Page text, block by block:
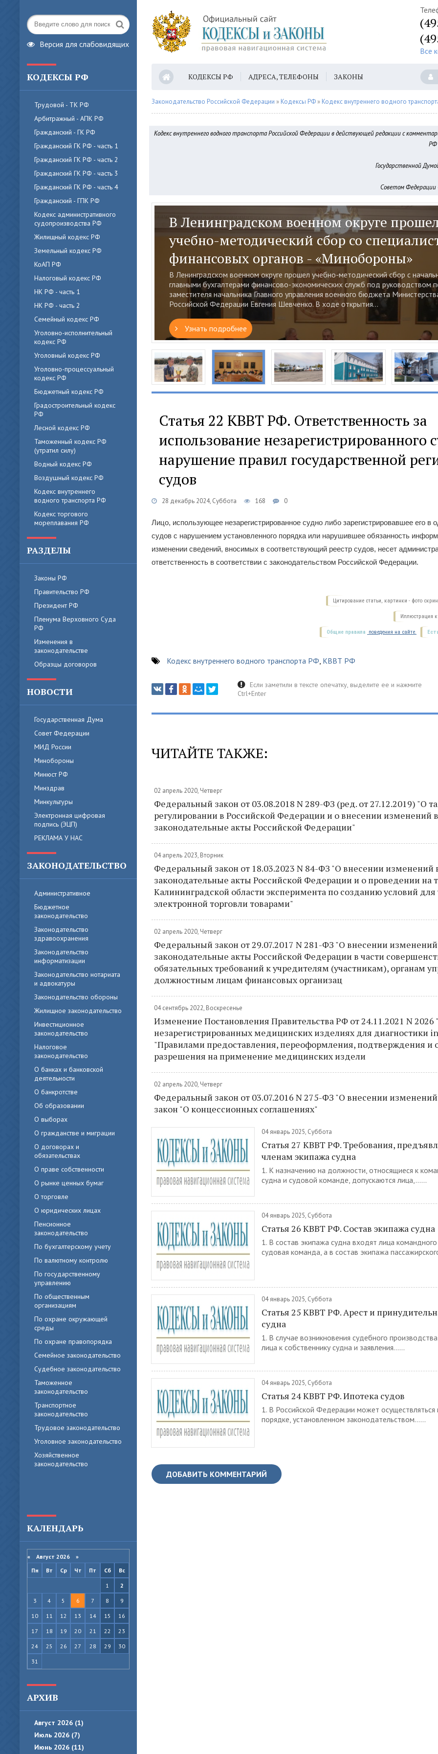
Версия для слабовидящих
Все
КОДЕКСЫ РФ
Трудовой - ТК РФ
Арбитражный - АПК РФ
Гражданский - ГК РФ
Гражданский ГК РФ - часть 1
Гражданский ГК РФ - часть 2
Гражданский ГК РФ - часть 3
Гражданский ГК РФ - часть 4
Гражданский - ГПК РФ
Кодекс административного
судопроизводства РФ
Жилищный кодекс РФ
Земельный кодекс РФ
КоАП РФ
Налоговый кодекс РФ
НК РФ - часть 1
НК РФ - часть 2
Семейный кодекс РФ
Уголовно-исполнительный
кодекс РФ
Уголовный кодекс РФ
Уголовно-процессуальный
кодекс РФ
Бюджетный кодекс РФ
Градостроительный кодекс
РФ
Лесной кодекс РФ
Таможенный кодекс РФ
(утратил силу)
Водный кодекс РФ
Воздушный кодекс РФ
Кодекс внутреннего
водного транспорта РФ
Кодекс торгового
мореплавания РФ
РАЗДЕЛЫ
Законы РФ
Правительство РФ
Президент РФ
Пленума Верховного Суда
РФ
Изменения в
законодательстве
Образцы договоров
НОВОСТИ
Государственная Дума
Совет Федерации
МИД России
Минобороны
Минюст РФ
Минздрав
Минкультуры
Электронная цифровая
подпись (ЭЦП)
РЕКЛАМА У НАС
ЗАКОНОДАТЕЛЬСТВО
Административное
Бюджетное
законодательство
Законодательство
здравоохранения
Законодательство
информатизации
Законодательство нотариата
и адвокатуры
Законодательство обороны
Жилищное законодательство
Инвестиционное
законодательство
Налоговое
законодательство
О банках и банковской
деятельности
О банкротстве
Об образовании
О выборах
О гражданстве и миграции
О договорах и
обязательствах
О праве собственности
О рынке ценных бумаг
О торговле
О юридических лицах
Пенсионное
законодательство
По бухгалтерскому учету
По валютному контролю
По государственному
управлению
По общественным
организациям
По охране окружающей
среды
По охране правопорядка
Семейное законодательство
Судебное законодательство
Таможенное
законодательство
Транспортное
законодательство
Трудовое законодательство
Уголовное законодательство
Хозяйственное
законодательство
КАЛЕНДАРЬ
« Август 2026 »
Пн
Вт Ср Чт Пт Сб Вс
1 2
3 4 5 6 7 8 9
10 11 12 13 14 15 16
17 18 19 20 21 22 23
24 25 26 27 28 29 30
31
АРХИВ
Август 2026 (1)
Июль 2026 (7)
Июнь 2026 (11)
КОДЕКСЫ РФ АДРЕСА, ТЕЛЕФОНЫ ЗАКОНЫ
Законодательство Российской Федерации » Кодексы РФ » Кодекс внутреннего водного
Кодекс внутреннего водного транспорта Российской Федерации в действующей редакции с
РФ
Государственной
Советом Федерации
Морская авиация Балтийского флота
летнему режиму эксплуатации -
В Калининградской области специалисты инженерно-авиационной службы
морской авиации Балтийского флота начали плановый перевод авиационной
летний режим эксплуатации....
Узнать подробнее
Статья 22 КВВТ РФ. Ответственность за
использование незарегистрированного
нарушение правил государственной
судов
28 декабрь 2024, Суббота 168 0
Лицо, использующее незарегистрированное судно либо зарегистрировавшее его в
судов с нарушением установленного порядка или нарушившее обязанность
изменении сведений, вносимых в соответствующий реестр судов, несет
ответственность в соответствии с законодательством Российской Федерации.
Цитирование статьи, картинки - фото
Иллюстрация к
Общие правила поведения на сайте.
Кодекс внутреннего водного транспорта РФ, КВВТ РФ
ЧИТАЙТЕ ТАКЖЕ:
02 апрель 2020, Четверг
Федеральный закон от 03.08.2018 N 289-ФЗ (ред. от 27.12.2019) "О
регулировании в Российской Федерации и о внесении изменений
законодательные акты Российской Федерации"
04 апрель 2023, Вторник
Федеральный закон от 18.03.2023 N 84-ФЗ "О внесении изменений
законодательные акты Российской Федерации и о проведении на
Калининградской области эксперимента по созданию условий
электронной торговли товарами"
02 апрель 2020, Четверг
Федеральный закон от 29.07.2017 N 281-ФЗ "О внесении
законодательные акты Российской Федерации в части
обязательных требований к учредителям (участникам), органам
должностным лицам финансовых организац
04 сентябрь 2022, Воскресенье
Изменение Постановления Правительства РФ от 24.11.2021 N 2026
незарегистрированных медицинских изделиях для диагностики
"Правилами предоставления, переоформления, подтверждения и
разрешения на применение медицинских издели
02 апрель 2020, Четверг
Федеральный закон от 03.07.2016 N 275-ФЗ "О внесении
закон "О концессионных соглашениях"
04 январь 2025, Суббота
Статья 27 КВВТ РФ. Требования,
членам экипажа судна
1. К назначению на должности, относящиеся к
судна и судовой команде, допускаются лица,......
04 январь 2025, Суббота
Статья 26 КВВТ РФ. Состав экипажа судна
1. В состав экипажа судна входят лица
судовая команда, а в состав экипажа
04 январь 2025, Суббота
Статья 25 КВВТ РФ. Арест и
судна
1. В случае возникновения судебного
лица к собственнику судна и заявления......
04 январь 2025, Суббота
Статья 24 КВВТ РФ. Ипотека судов
1. В Российской Федерации может осуществляться
порядке, установленном законодательством......
ДОБАВИТЬ КОММЕНТАРИЙ